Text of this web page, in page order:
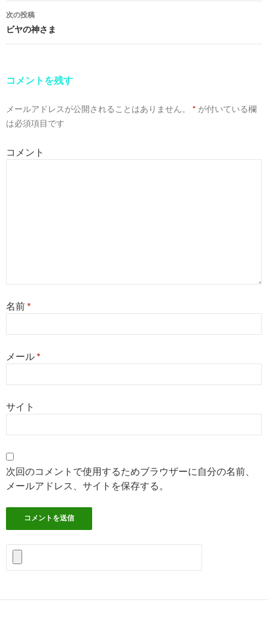
稿
ナ
ゲ
シ
ン
次の投稿
ビヤの神さま
コメントを残す
メールアドレスが公開されることはありません。 * が付いている欄
は必須項目です
コメント
名前*
メール*
サイト
次回のコメントで使用するためブラウザーに自分の名前、
メールアドレス、サイトを保存する。